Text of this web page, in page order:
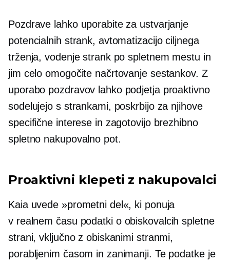
Pozdrave lahko uporabite za ustvarjanje
potencialnih strank, avtomatizacijo ciljnega
trženja, vodenje strank po spletnem mestu in
jim celo omogočite načrtovanje sestankov. Z
uporabo pozdravov lahko podjetja proaktivno
sodelujejo s strankami, poskrbijo za njihove
specifične interese in zagotovijo brezhibno
spletno nakupovalno pot.
Proaktivni klepeti z nakupovalci
Kaia uvede »prometni del«, ki ponuja
v realnem času podatki o obiskovalcih spletne
strani, vključno z obiskanimi stranmi,
porabljenim časom in zanimanji. Te podatke je